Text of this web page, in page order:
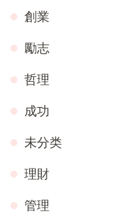
創業
勵志
哲理
成功
未分类
理財
管理